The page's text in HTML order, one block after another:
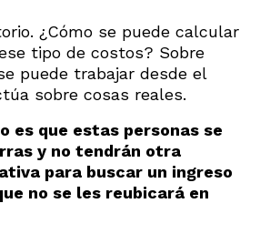
¿Cómo se puede calcular
tipo de costos? Sobre
puede trabajar desde el
sobre cosas reales.
es que estas personas se
y no tendrán otra
para buscar un ingreso
no se les reubicará en